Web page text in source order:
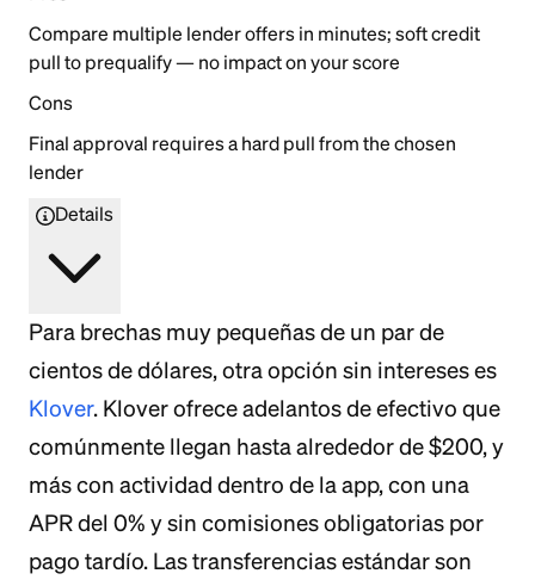
Compare multiple lender offers in minutes; soft credit
pull to prequalify — no impact on your score
Cons
Final approval requires a hard pull from the chosen
lender
Details
Para brechas muy pequeñas de un par de
cientos de dólares, otra opción sin intereses es
Klover. Klover ofrece adelantos de efectivo que
comúnmente llegan hasta alrededor de $200, y
más con actividad dentro de la app, con una
APR del 0% y sin comisiones obligatorias por
pago tardío. Las transferencias estándar son